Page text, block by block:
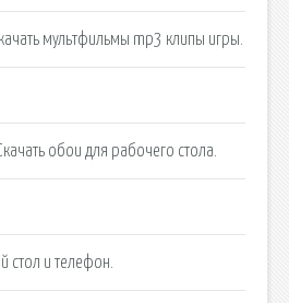
мультфильмы mp3 клипы игры.
обои для рабочего стола.
стол и телефон.